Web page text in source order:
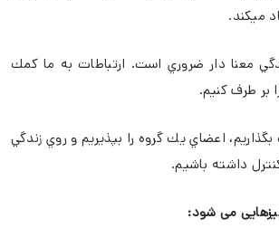
ميکند.
معنا دار ضروري است. ارتباطات به ما كمك
بر طرف كنيم.
بگذاريم، اعضاي يك گروه را بپذيريم و روي زندگي
داشته باشيم.
می شود: